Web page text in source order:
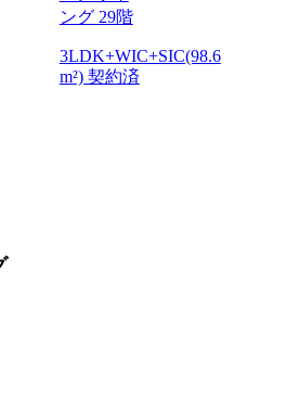
ング 29階
3LDK+WIC+SIC(98.6
m²) 契約済